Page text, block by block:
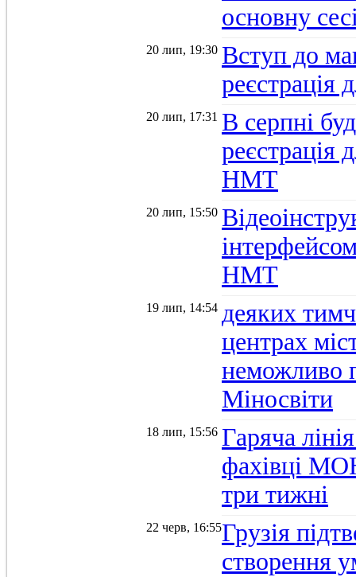
основну
20 лип, 19:30 Вступ до
20 лип, 17:31 В серпні
реєстрація
НМТ
20 лип, 15:50
НМТ
19 лип, 14:54 деяких
центрах
неможливо
Міносвіти
18 лип, 15:56 Гаряча
фахівці
три тижні
22 черв, 16:55Грузія
створення